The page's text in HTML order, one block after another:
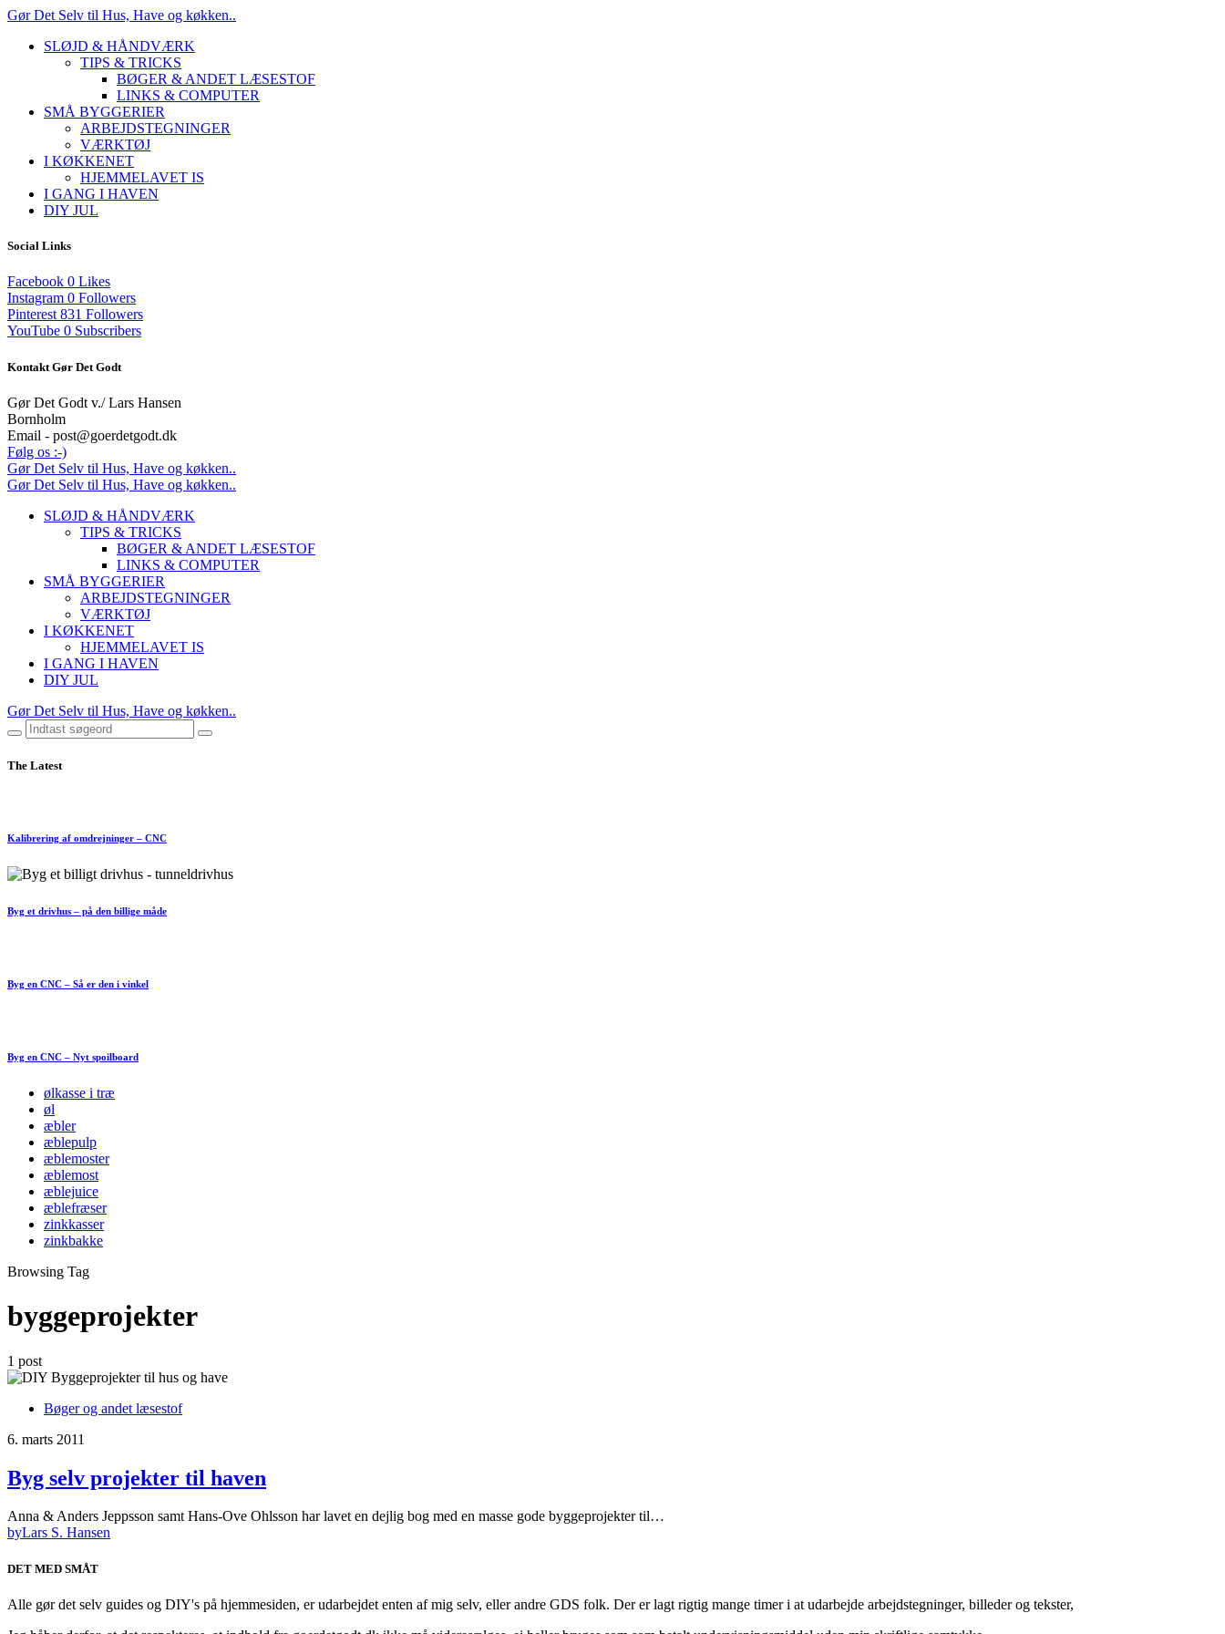
Gør Det Selv til Hus, Have og køkken..
SLØJD & HÅNDVÆRK
TIPS & TRICKS
BØGER & ANDET LÆSESTOF
LINKS & COMPUTER
SMÅ BYGGERIER
ARBEJDSTEGNINGER
VÆRKTØJ
I KØKKENET
HJEMMELAVET IS
I GANG I HAVEN
DIY JUL
Social Links
Facebook 0 Likes
Instagram 0 Followers
Pinterest 831 Followers
YouTube 0 Subscribers
Kontakt Gør Det Godt
Gør Det Godt v./ Lars Hansen
Bornholm
Email - post@goerdetgodt.dk
Følg os :-)
Gør Det Selv til Hus, Have og køkken..
Gør Det Selv til Hus, Have og køkken..
SLØJD & HÅNDVÆRK
TIPS & TRICKS
BØGER & ANDET LÆSESTOF
LINKS & COMPUTER
SMÅ BYGGERIER
ARBEJDSTEGNINGER
VÆRKTØJ
I KØKKENET
HJEMMELAVET IS
I GANG I HAVEN
DIY JUL
Gør Det Selv til Hus, Have og køkken..
The Latest
Kalibrering af omdrejninger – CNC
Byg et drivhus – på den billige måde
Byg en CNC – Så er den i vinkel
Byg en CNC – Nyt spoilboard
ølkasse i træ
øl
æbler
æblepulp
æblemoster
æblemost
æblejuice
æblefræser
zinkkasser
zinkbakke
Browsing Tag
byggeprojekter
1 post
Bøger og andet læsestof
6. marts 2011
Byg selv projekter til haven
Anna & Anders Jeppsson samt Hans-Ove Ohlsson har lavet en dejlig bog med en masse gode byggeprojekter til…
byLars S. Hansen
DET MED SMÅT
Alle gør det selv guides og DIY's på hjemmesiden, er udarbejdet enten af mig selv, eller andre GDS folk. Der er lagt rigtig mange timer i at udarbejde arbejdstegninger, billeder og tekster,